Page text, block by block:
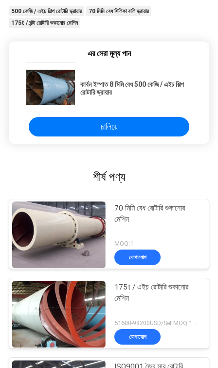
500 কেজি / এইচ শিল্প রোটারি ড্রায়ার
70 মিমি বেধ সিলিকা বালি ড্রায়ার
175t / ঘন্টা রোটারি শুকানোর মেশিন
এর সেরা মূল্য পান
কার্বন ইস্পাত 8 মিমি বেধ 500 কেজি / এইচ শিল্প
রোটারি ড্রায়ার
চালিয়ে
শীর্ষ পণ্য
70 মিমি বেধ রোটারি শুকানোর
মেশিন
MOQ:1
যোগাযোগ
175t / এইচ রোটারি শুকানোর
মেশিন
51600-98200USD/Set MOQ:1 সেট
যোগাযোগ